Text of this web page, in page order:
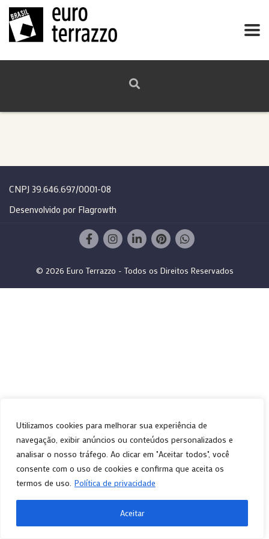
Utilizamos cookies para melhorar sua experiência de
navegação, exibir anúncios ou conteúdos personalizados e
analisar o nosso tráfego. Ao clicar em "Aceitar todos", você
consente com o uso de cookies e confirma que aceita os
termos de uso. Política de privacidade
Aceitar
CNPJ 39.646.697/0001-08
Desenvolvido por Flagrowth
© 2026 Euro Terrazzo - Todos os Direitos Reservados